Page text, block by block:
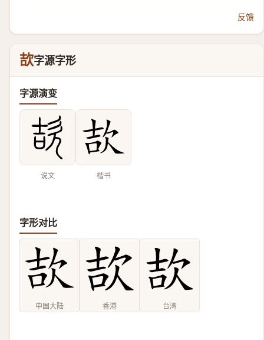
反馈
欯字源字形
字源演变
说文 楷书
字形对比
中国大陆 香港 台湾